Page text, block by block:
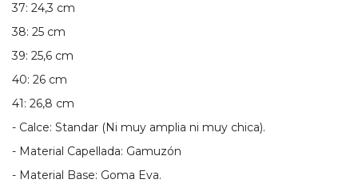
37: 24,3 cm
38: 25 cm
39: 25,6 cm
40: 26 cm
41: 26,8 cm
- Calce: Standar (Ni muy amplia ni muy chica).
- Material Capellada: Gamuzón
- Material Base: Goma Eva.